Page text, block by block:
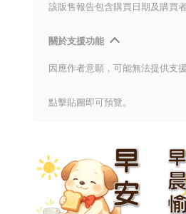
該販售報告包含購買日期及購買
關於支援功能
因應作者意願，可能無法提供支援
點擊貼圖即可預覽。